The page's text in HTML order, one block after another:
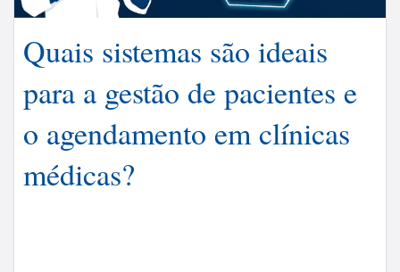
Quais sistemas são ideais
para a gestão de pacientes e
o agendamento em clínicas
médicas?